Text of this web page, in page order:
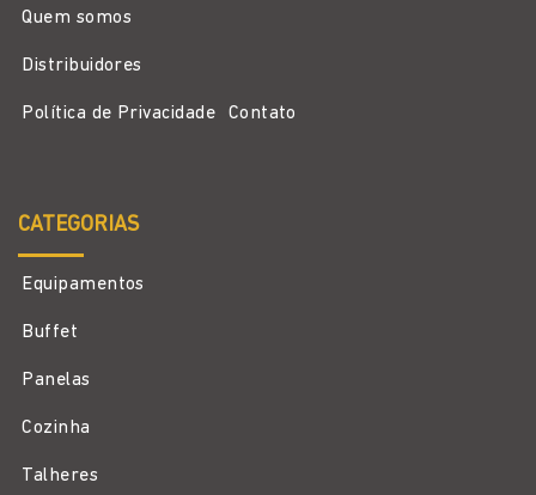
Quem somos
Distribuidores
Política de Privacidade Contato
CATEGORIAS
Equipamentos
Buffet
Panelas
Cozinha
Talheres